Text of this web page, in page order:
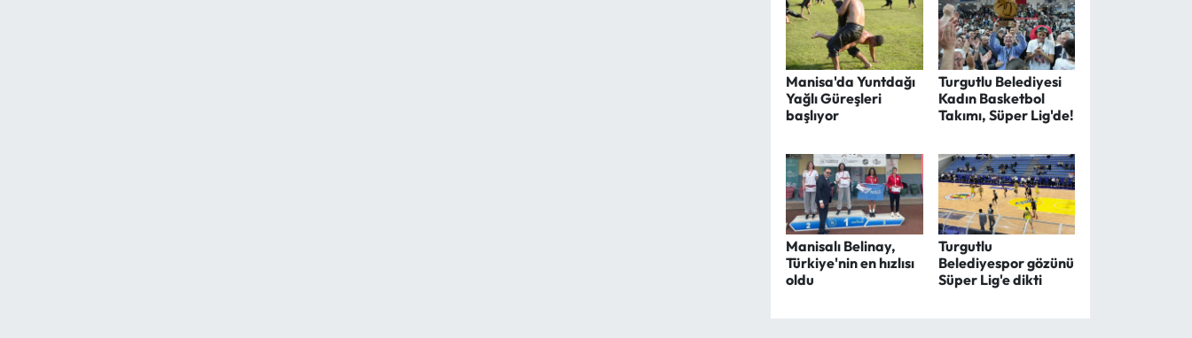
Manisa'da Yuntdağı
Yağlı Güreşleri
başlıyor
Turgutlu Belediyesi
Kadın Basketbol
Takımı, Süper Lig'de!
Manisalı Belinay,
Türkiye'nin en hızlısı
oldu
Turgutlu
Belediyespor gözünü
Süper Lig'e dikti